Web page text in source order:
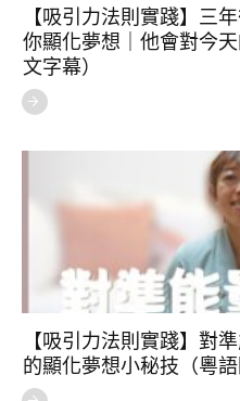
【吸引力法則實踐】三
你顯化夢想｜他會對今
文字幕）
【吸引力法則實踐】對
的顯化夢想小秘技（粵語